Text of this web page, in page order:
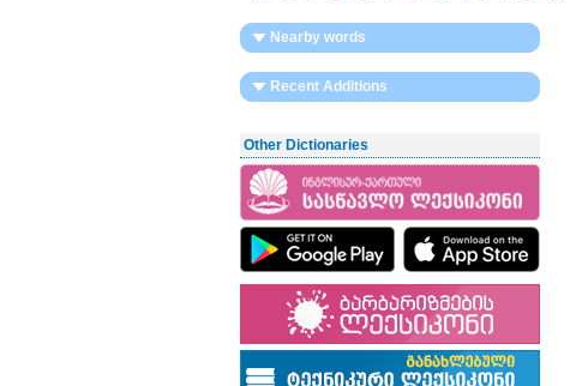
Nearby words
Recent Additions
Other Dictionaries